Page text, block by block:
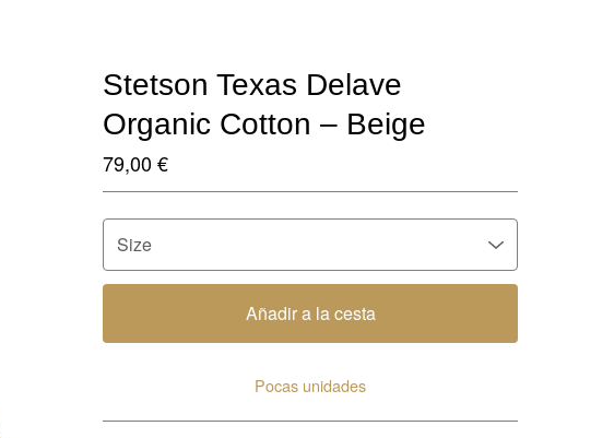
Stetson Texas Delave
Organic Cotton – Beige
79,00€
Añadir a la cesta
Ver carrito
Pocas unidades